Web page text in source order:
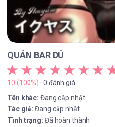
QUÁN BAR DÚ
10 (100%) · 0 đánh giá
Tên khác: Đang cập nhật
Tác giả: Đang cập nhật
Tình trạng: Đã hoàn thành